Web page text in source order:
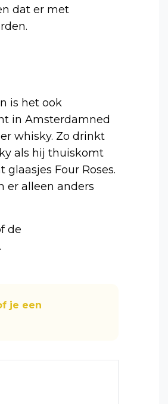
dat er met
is het ook
in Amsterdamned
whisky. Zo drinkt
als hij thuiskomt
Four Roses.
er alleen anders
de
je een